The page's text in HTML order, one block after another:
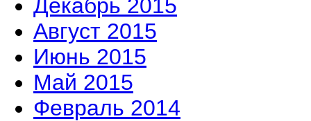
Декабрь 2015
Август 2015
Июнь 2015
Май 2015
Февраль 2014